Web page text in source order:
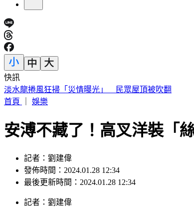
快訊
淡水龍捲風狂掃「災情曝光」 民眾屋頂被吹翻
首頁
娛樂
安溥不藏了！高叉洋裝「
記者：劉建偉
發佈時間：2024.01.28 12:34
最後更新時間：2024.01.28 12:34
記者 ： 劉建偉